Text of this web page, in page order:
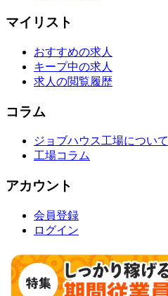
マイリスト
おすすめの求人
キープ中の求人
求人の閲覧履歴
コラム
ジョブハウス工場について
工場コラム
アカウント
会員登録
ログイン